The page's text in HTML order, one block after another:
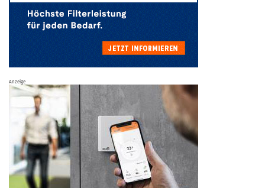
Anzeige